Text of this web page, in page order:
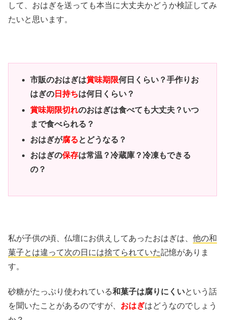
して、おはぎを送っても本当に大丈夫かどうか検証してみ
たいと思います。
市販のおはぎは賞味期限何日くらい？手作りお
はぎの 日持ちは何日くらい？
賞味期限切れのおはぎは食べても大丈夫？いつ
まで食べられる？
おはぎが腐るとどうなる？
おはぎの保存は常温？冷蔵庫？冷凍もできる
の？
私が子供の頃、仏壇にお供えしてあったおはぎは、 他の和
菓子とは違って次の日には捨てられていた記憶がありま
す。
砂糖がたっぷり使われている和菓子は腐りにくいという話
を聞いたことがあるのですが、 おはぎはどうなのでしょう